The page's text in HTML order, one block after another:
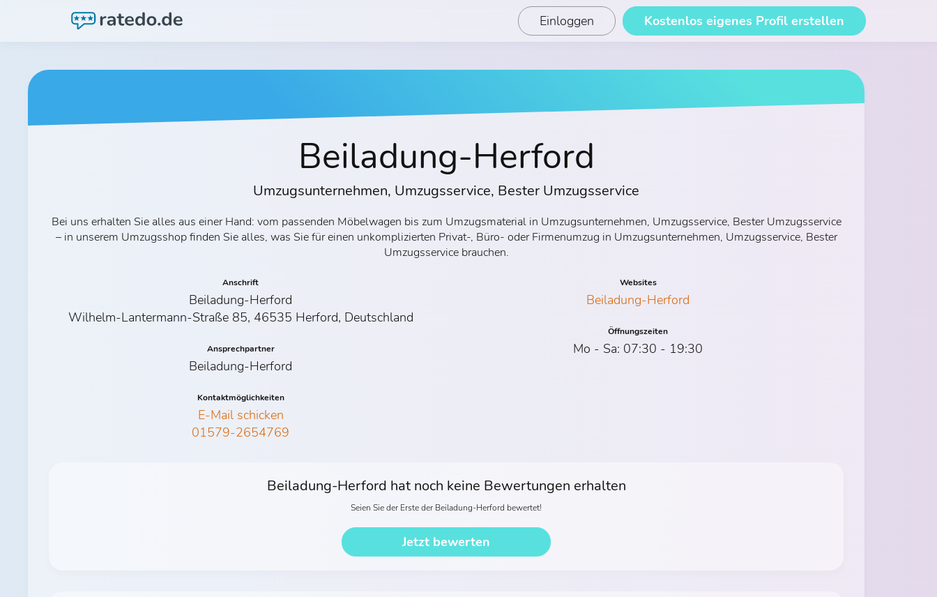
Einloggen Kostenlos eigenes Profil erstellen
Beiladung-Herford
Umzugsunternehmen, Umzugsservice, Bester Umzugsservice
Bei uns erhalten Sie alles aus einer Hand: vom passenden Möbelwagen bis zum Umzugsmaterial in Umzugsunternehmen, Umzugsservice, Bester Umzugsservice
– in unserem Umzugsshop finden Sie alles, was Sie für einen unkomplizierten Privat-, Büro- oder Firmenumzug in Umzugsunternehmen, Umzugsservice, Bester
Umzugsservice brauchen.
Anschrift
Beiladung-Herford
Wilhelm-Lantermann-Straße 85, 46535 Herford, Deutschland
Ansprechpartner
Beiladung-Herford
Kontaktmöglichkeiten
E-Mail schicken
01579-2654769
Websites
Beiladung-Herford
Öffnungszeiten
Mo - Sa: 07:30 - 19:30
Beiladung-Herford hat noch keine Bewertungen erhalten
Seien Sie der Erste der Beiladung-Herford bewertet!
Jetzt bewerten